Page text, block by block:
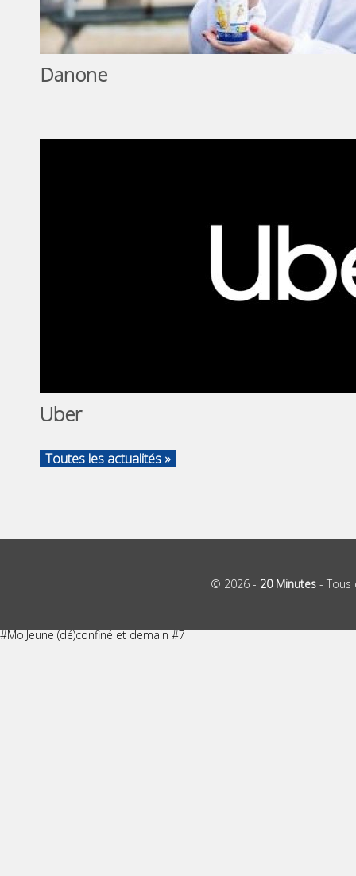
Danone
Uber
Toutes les actualités »
© 2026 - 20 Minutes -
#MoiJeune (dé)confiné et demain #7